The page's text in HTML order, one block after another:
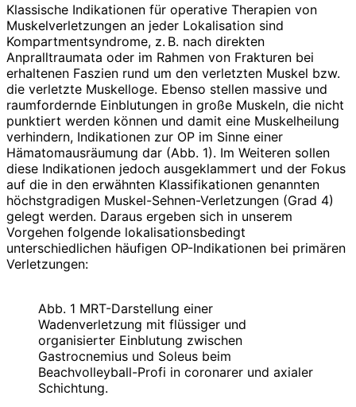
Klassische Indikationen für operative Therapien von
Muskelverletzungen an jeder Lokalisation sind
Kompartmentsyndrome, z. B. nach direkten
Anpralltraumata oder im Rahmen von Frakturen bei
erhaltenen Faszien rund um den verletzten Muskel bzw.
die verletzte Muskel­loge. Ebenso stellen massive und
raumfordernde Einblutungen in große Muskeln, die nicht
punktiert werden können und damit eine Muskelheilung
verhindern, Indikationen zur OP im Sinne einer
Hämatomausräumung dar (Abb. 1). Im Weiteren sollen
diese Indikationen jedoch ausgeklammert und der Fokus
auf die in den erwähnten Klassifikationen genannten
höchstgradigen Muskel-Sehnen-Verletzungen (Grad 4)
gelegt werden. Daraus ergeben sich in unserem
Vorgehen folgende lokalisa­tionsbedingt
unterschiedlichen häufigen OP-­Indikationen bei primären
Verletzungen:
Abb. 1 MRT-Darstellung einer
Wadenverletzung mit flüssiger und
organisierter Einblutung zwischen
Gastrocnemius und Soleus beim
Beachvolleyball-Profi in coronarer und axialer
Schichtung.